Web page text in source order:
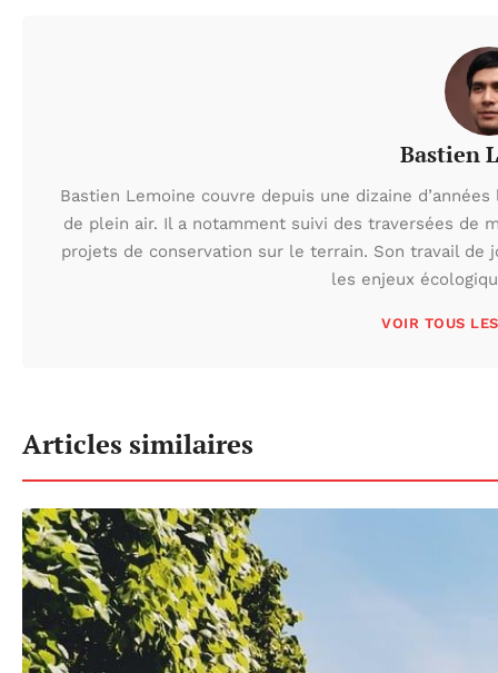
Bastien
Bastien Lemoine couvre depuis une dizaine
de plein air. Il a notamment suivi des traversées de
projets de conservation sur le terrain. Son travail de
les enjeux
VOIR TOUS
Articles similaires